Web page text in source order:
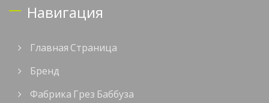
Навигация
Главная Страница
Бренд
Фабрика Грез Баббуза